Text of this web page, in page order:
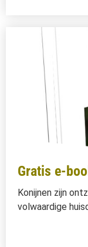
Gratis e-
Konijnen zijn
volwaardige